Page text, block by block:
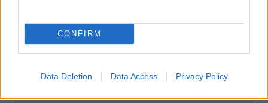
CONFIRM
Data Deletion Data Access Privacy Policy
A valódi öröm nem mindig hasznos, látványos vagy
megtervezett. Néha egy spontán program, egy régi
hobbi vagy egy jó nevetés segít visszatalálni a fun